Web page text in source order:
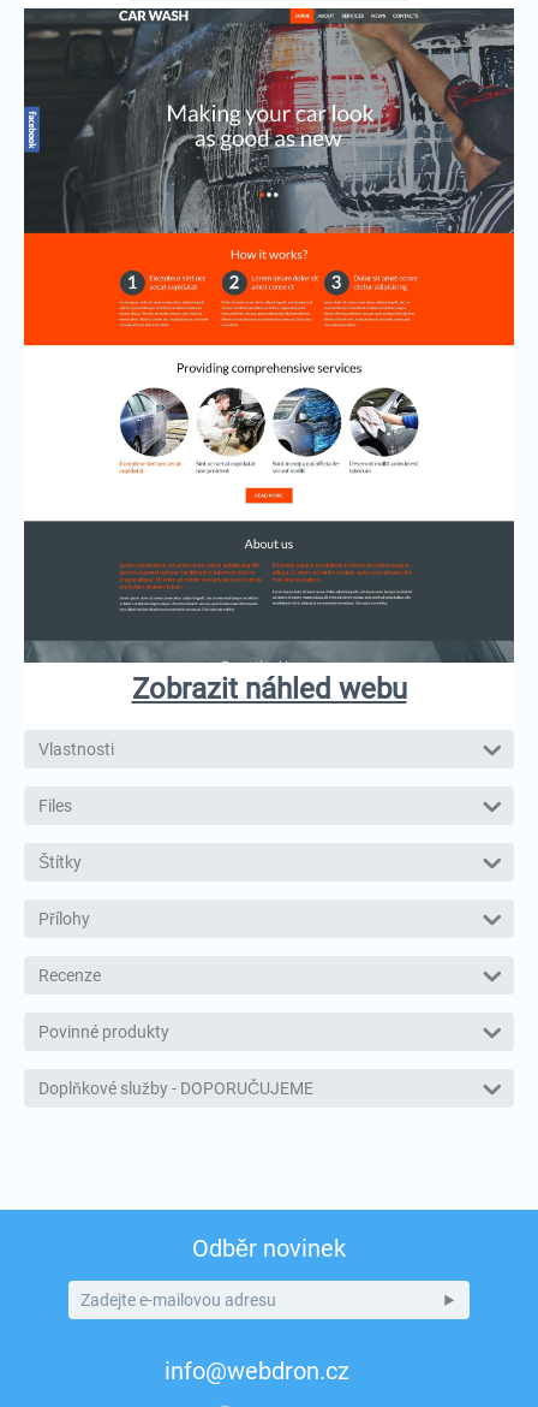
Zobrazit náhled webu
Vlastnosti
Files
Štítky
Přílohy
Recenze
Povinné produkty
Doplňkové služby - DOPORUČUJEME
Odběr novinek
info@webdron.cz